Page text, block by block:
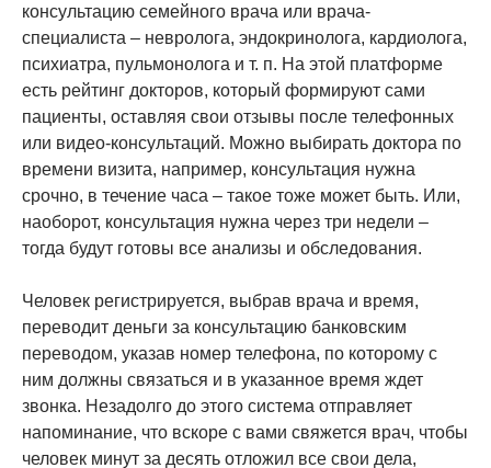
консультацию семейного врача или врача-
специалиста – невролога, эндокринолога, кардиолога,
психиатра, пульмонолога и т. п. На этой платформе
есть рейтинг докторов, который формируют сами
пациенты, оставляя свои отзывы после телефонных
или видео-консультаций. Можно выбирать доктора по
времени визита, например, консультация нужна
срочно, в течение часа – такое тоже может быть. Или,
наоборот, консультация нужна через три недели –
тогда будут готовы все анализы и обследования.
Человек регистрируется, выбрав врача и время,
переводит деньги за консультацию банковским
переводом, указав номер телефона, по которому с
ним должны связаться и в указанное время ждет
звонка. Незадолго до этого система отправляет
напоминание, что вскоре с вами свяжется врач, чтобы
человек минут за десять отложил все свои дела,